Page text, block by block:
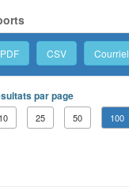
PDF CSV Courriel
par page
10 25 50 100